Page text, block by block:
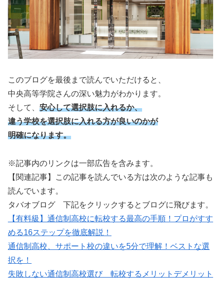
このブログを最後まで読んでいただけると、
中央高等学院さんの深い魅力がわかります。
そして、 安心して選択肢に入れるか、
違う学校を選択肢に入れる方が良いのかが
明確になります。
※記事内のリンクは一部広告を含みます。
【関連記事】この記事を読んでいる方は次のような記事も
読んでいます。
タバオブログ 下記をクリックするとブログに飛びます。
【有料級】通信制高校に転校する最高の手順！プロがすす
める16ステップを徹底解説！
通信制高校、サポート校の違いを5分で理解！ベストな選
択を！
失敗しない通信制高校選び 転校するメリットデメリット